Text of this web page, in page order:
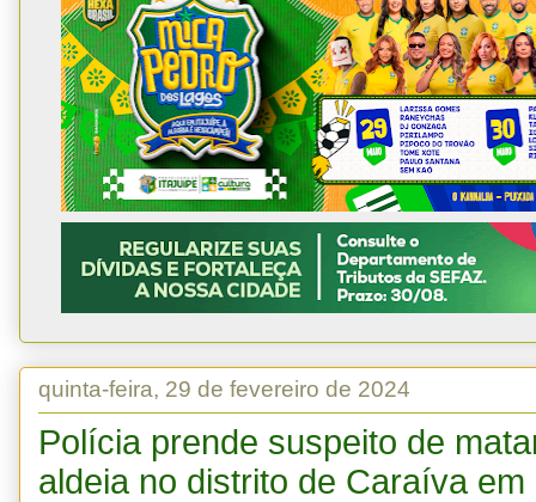
quinta-feira, 29 de fevereiro de 2024
Polícia prende suspeito de
aldeia no distrito de Caraíva